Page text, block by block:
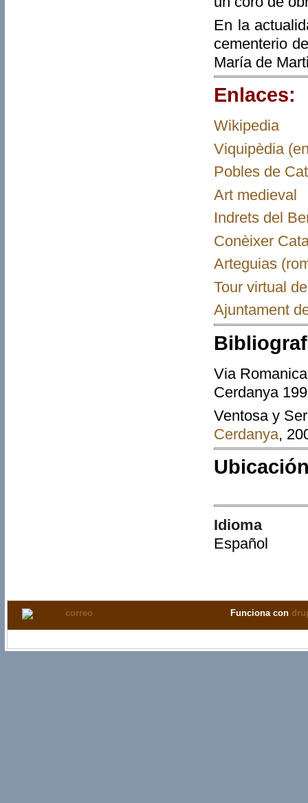
En la
cementerio
María de
Enlaces:
Wikipedia
Viquipèdia
Pobles de
Art medieval
Indrets del
Conèixer
Arteguias
Tour virtual
Ajuntament
Via
Cerdanya
Ventosa y
Cerdanya,
Idioma
Español
Funciona con